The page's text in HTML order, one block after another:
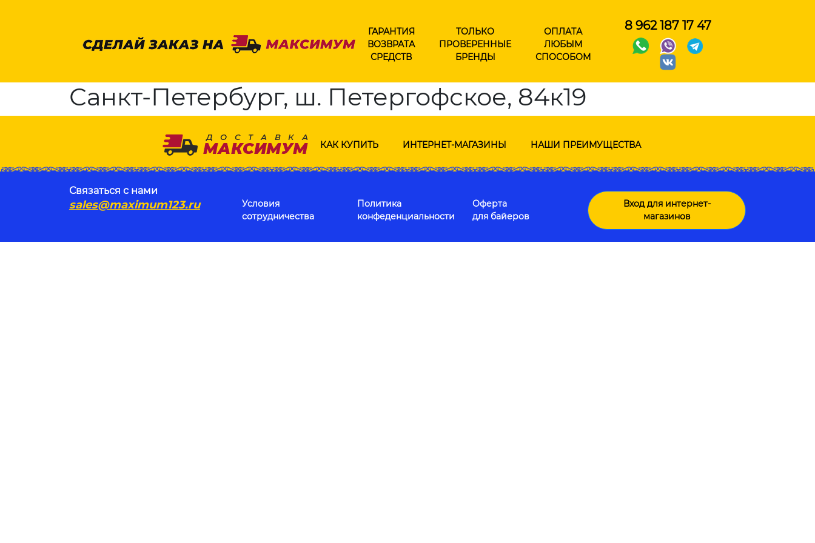
ГАРАНТИЯ
ВОЗВРАТА
СРЕДСТВ
ТОЛЬКО
ПРОВЕРЕННЫЕ
БРЕНДЫ
ОПЛАТА
ЛЮБЫМ
СПОСОБОМ
8 962 187 17 47
Санкт-Петербург, ш. Петергофское, 84к19
КАК КУПИТЬ ИНТЕРНЕТ-МАГАЗИНЫ НАШИ ПРЕИМУЩЕСТВА
Связаться с нами
sales@maximum123.ru
Условия
сотрудничества
Политика
конфеденциальности
Оферта
для байеров
Вход для интернет-
магазинов